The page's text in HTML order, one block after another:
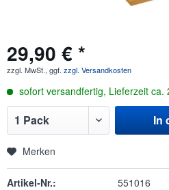
29,90 € *
zzgl. MwSt., ggf. zzgl. Versandkosten
sofort versandfertig, Lieferzeit ca.
In
Merken
Artikel-Nr.: 551016